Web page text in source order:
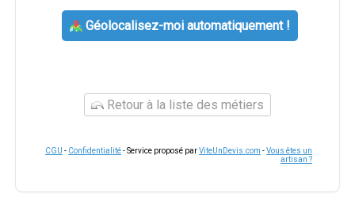
Géolocalisez-moi automatiquement !
Retour à la liste des métiers
CGU - Confidentialité- Service proposé parViteUnDevis.com -Vous êtes un
artisan ?